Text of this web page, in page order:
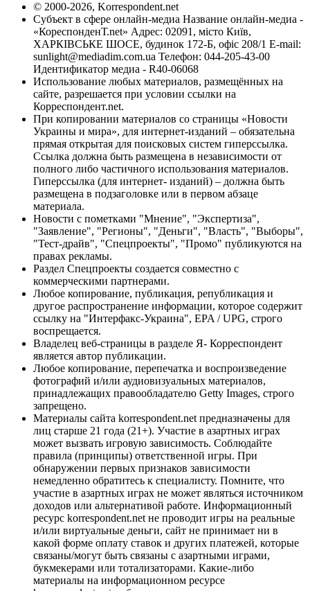
© 2000-2026, Korrespondent.net
Субъект в сфере онлайн-медиа Название онлайн-медиа -
«КореспонденТ.net» Адрес: 02091, місто Київ,
ХАРКІВСЬКЕ ШОСЕ, будинок 172-Б, офіс 208/1 E-mail:
sunlight@mediadim.com.ua Телефон: 044-205-43-00
Идентификатор медиа - R40-06068
Использование любых материалов, размещённых на
сайте, разрешается при условии ссылки на
Корреспондент.net.
При копировании материалов со страницы «Новости
Украины и мира», для интернет-изданий – обязательна
прямая открытая для поисковых систем гиперссылка.
Ссылка должна быть размещена в независимости от
полного либо частичного использования материалов.
Гиперссылка (для интернет- изданий) – должна быть
размещена в подзаголовке или в первом абзаце
материала.
Новости с пометками "Мнение", "Экспертиза",
"Заявление", "Регионы", "Деньги", "Власть", "Выборы",
"Тест-драйв", "Спецпроекты", "Промо" публикуются на
правах рекламы.
Раздел Спецпроекты создается совместно с
коммерческими партнерами.
Любое копирование, публикация, републикация и
другое распространение информации, которое содержит
ссылку на "Интерфакс-Украина", EPA / UPG, строго
воспрещается.
Владелец веб-страницы в разделе Я- Корреспондент
является автор публикации.
Любое копирование, перепечатка и воспроизведение
фотографий и/или аудиовизуальных материалов,
принадлежащих правообладателю Getty Images, строго
запрещено.
Материалы сайта korrespondent.net предназначены для
лиц старше 21 года (21+). Участие в азартных играх
может вызвать игровую зависимость. Соблюдайте
правила (принципы) ответственной игры. При
обнаружении первых признаков зависимости
немедленно обратитесь к специалисту. Помните, что
участие в азартных играх не может являться источником
доходов или альтернативой работе. Информационный
ресурс korrespondent.net не проводит игры на реальные
и/или виртуальные деньги, сайт не принимает ни в
какой форме оплату ставок и других платежей, которые
связаны/могут быть связаны с азартными играми,
букмекерами или тотализаторами. Какие-либо
материалы на информационном ресурсе